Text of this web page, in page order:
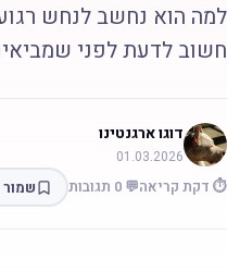
הוא נחשב לנחש
לדעת לפני
דוגו ארגנטינו
01.03.2026
דקת קריאה💬 0 תגובות שמור